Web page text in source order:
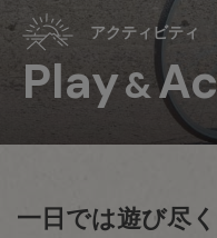
アクティビティ
Play&
一日では遊び尽